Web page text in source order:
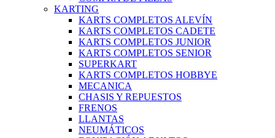
KARTING
KARTS COMPLETOS ALEVÍN
KARTS COMPLETOS CADETE
KARTS COMPLETOS JUNIOR
KARTS COMPLETOS SENIOR
SUPERKART
KARTS COMPLETOS HOBBYE
MECANICA
CHASIS Y REPUESTOS
FRENOS
LLANTAS
NEUMÁTICOS